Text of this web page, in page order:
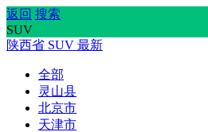
返回 搜索
SUV
陕西省 SUV 最新
全部
灵山县
北京市
天津市